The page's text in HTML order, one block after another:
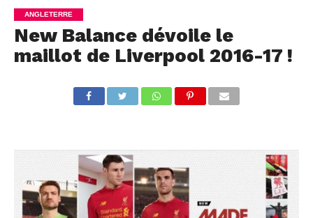
ANGLETERRE
New Balance dévoile le
maillot de Liverpool 2016-17 !